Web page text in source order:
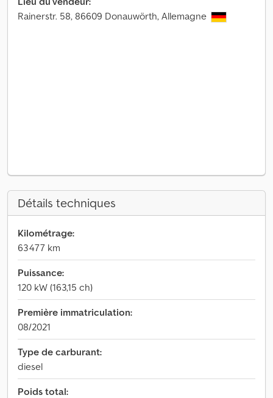
Rainerstr. 58, 86609 Donauwörth, Allemagne
Détails techniques
Kilométrage:
63 477 km
Puissance:
120 kW (163,15 ch)
Première immatriculation:
08/2021
Type de carburant:
diesel
Poids total: